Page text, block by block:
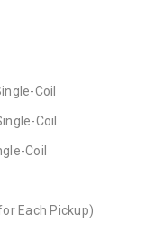
Coil
Coil
Coil
Each Pickup)